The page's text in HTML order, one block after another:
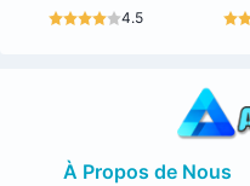
4.5
À Propos de Nous